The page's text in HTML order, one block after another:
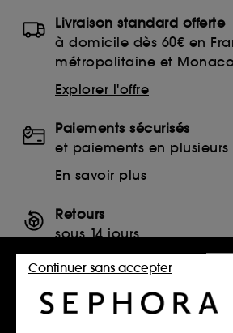
Livraison standard offerte
à domicile dès 60€ en
métropolitaine et Monaco
Explorer l'offre
Paiements sécurisés
et paiements en plusieurs
En savoir plus
Retours
sous 14 jours
Retourner mon article
SERVICES, CONTACT ET CONDITIONS DES
Continuer sans accepter